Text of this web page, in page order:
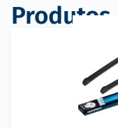
Produtos